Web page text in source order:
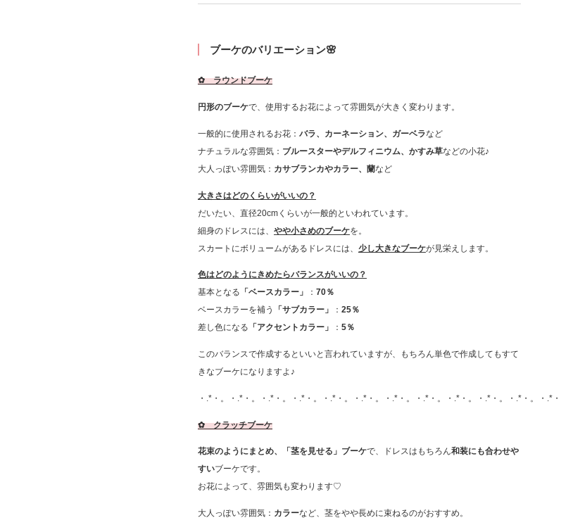
ブーケのバリエーション🌸
✿ ラウンドブーケ
円形のブーケで、使用するお花によって雰囲気が大きく変わります。
一般的に使用されるお花： バラ、カーネーション、ガーベラなど
ナチュラルな雰囲気： ブルースターやデルフィニウム、かすみ草などの小花♪
大人っぽい雰囲気： カサブランカやカラー、蘭など
大きさはどのくらいがいいの？
だいたい、直径20cmくらいが一般的といわれています。
細身のドレスには、 やや小さめのブーケを。
スカートにボリュームがあるドレスには、 少し大きなブーケが見栄えします。
色はどのようにきめたらバランスがいいの？
基本となる 「ベースカラー」 ： 70％
ベースカラーを補う
「サブカラー」 ： 25％
差し色になる 「アクセントカラー」 ： 5％
このバランスで作成するといいと言われていますが、もちろん単色で作成してもすて
きなブーケになりますよ♪
・.*・。・.*・。・.*・。・.*・。・.*・。・.*・。・.*・。・.*・。・.*・。・.*・。・.*・。・.*
✿ クラッチブーケ
花束のようにまとめ、「茎を見せる」ブーケで、ドレスはもちろん和装にも合わせや
すいブーケです。
お花によって、雰囲気も変わります♡
大人っぽい雰囲気： カラーなど、茎をやや長めに束ねるのがおすすめ。